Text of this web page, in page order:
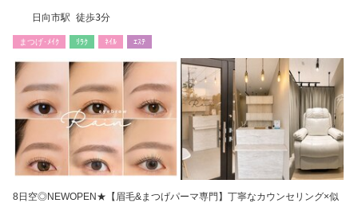
日向市駅 徒歩3分
まつげ･ﾒｲｸ ﾘﾗｸ ﾈｲﾙ ｴｽﾃ
8日空◎NEWOPEN★【眉毛&まつげパーマ専門】丁寧なカウンセリング×似